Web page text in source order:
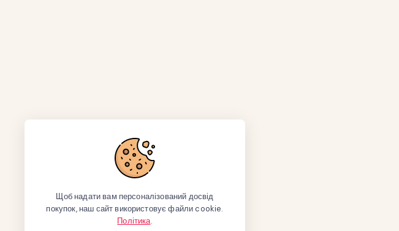
Щоб надати вам персоналізований досвід
покупок, наш сайт використовує файли cookie.
Політика.